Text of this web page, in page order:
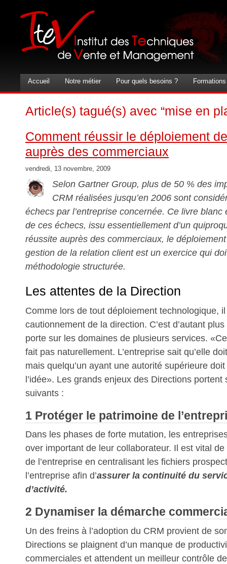
Accueil Notre métier Pour quels besoins ? Formations
Article(s) tagué(s) avec “mise en
Comment réussir le déploiement
auprès des commerciaux
vendredi, 13 novembre, 2009
Selon Gartner Group, plus de 50 % des
CRM réalisées jusqu’en 2006 sont
échecs par l’entreprise concernée. Ce livre blanc
de ces échecs, issu essentiellement d’un
réussite auprès des commerciaux, le
gestion de la relation client est un exercice qui
méthodologie structurée.
Les attentes de la Direction
Comme lors de tout déploiement technologique,
cautionnement de la direction. C’est d’autant
porte sur les domaines de plusieurs services.
fait pas naturellement. L’entreprise sait qu’elle
mais quelqu’un ayant une autorité supérieure
l’idée». Les grands enjeux des Directions portent
suivants :
1 Protéger le patrimoine de
Dans les phases de forte mutation, les
over important de leur collaborateur. Il est vital
de l’entreprise en centralisant les fichiers
l’entreprise afin d’assurer la continuité du
d’activité.
2 Dynamiser la démarche
Un des freins à l’adoption du CRM provient de
Directions se plaignent d’un manque de
commerciales et attendent un meilleur contrôle